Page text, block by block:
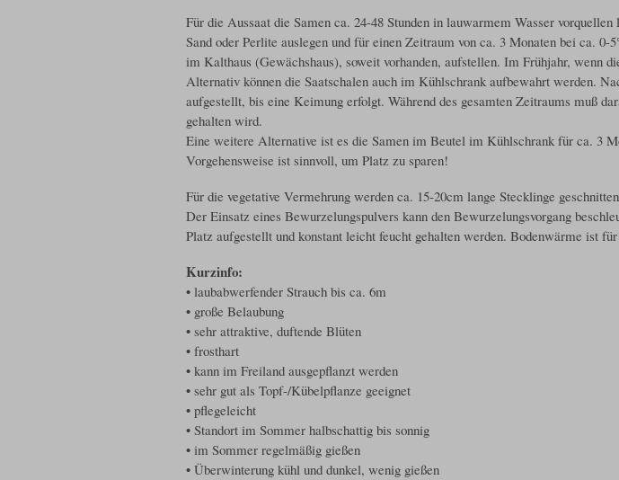
Für die Aussaat die Samen ca. 24-48 Stunden in lauwarmem Wasser
Sand oder Perlite auslegen und für einen Zeitraum von ca. 3 Monaten bei ca.
im Kalthaus (Gewächshaus), soweit vorhanden, aufstellen. Im Frühjahr, wenn
Alternativ können die Saatschalen auch im Kühlschrank aufbewahrt werden.
aufgestellt, bis eine Keimung erfolgt. Während des gesamten Zeitraums muß
gehalten wird.
Eine weitere Alternative ist es die Samen im Beutel im Kühlschrank für ca. 3
Vorgehensweise ist sinnvoll, um Platz zu sparen!
Für die vegetative Vermehrung werden ca. 15-20cm lange Stecklinge
Der Einsatz eines Bewurzelungspulvers kann den Bewurzelungsvorgang
Platz aufgestellt und konstant leicht feucht gehalten werden. Bodenwärme ist
Kurzinfo:
• laubabwerfender Strauch bis ca. 6m
• große Belaubung
• sehr attraktive, duftende Blüten
• frosthart
• kann im Freiland ausgepflanzt werden
• sehr gut als Topf-/Kübelpflanze geeignet
• pflegeleicht
• Standort im Sommer halbschattig bis sonnig
• im Sommer regelmäßig gießen
• Überwinterung kühl und dunkel, wenig gießen